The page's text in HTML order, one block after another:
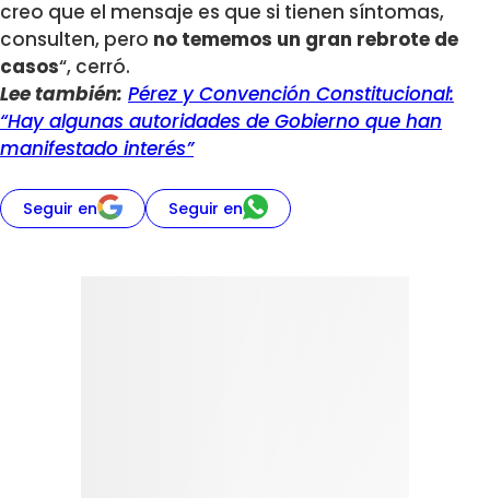
creo que el mensaje es que si tienen síntomas,
consulten, pero no tememos un gran rebrote de
casos“, cerró.
Lee también: Pérez y Convención Constitucional:
“Hay algunas autoridades de Gobierno que han
manifestado interés”
Seguir en Seguir en